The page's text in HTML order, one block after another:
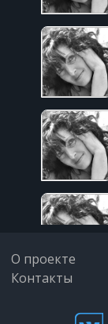
О проекте
Контакты